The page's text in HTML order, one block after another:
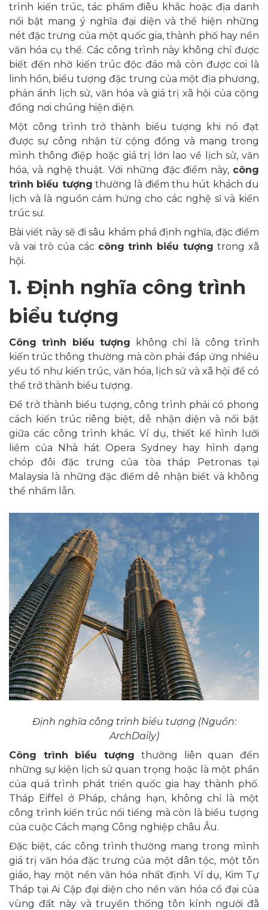
trình kiến trúc, tác phẩm điêu khắc hoặc địa danh
nổi bật mang ý nghĩa đại diện và thể hiện những
nét đặc trưng của một quốc gia, thành phố hay nền
văn hóa cụ thể. Các công trình này không chỉ được
biết đến nhờ kiến trúc độc đáo mà còn được coi là
linh hồn, biểu tượng đặc trưng của một địa phương,
phản ánh lịch sử, văn hóa và giá trị xã hội của cộng
đồng nơi chúng hiện diện.
Một công trình trở thành biểu tượng khi nó đạt
được sự công nhận từ cộng đồng và mang trong
mình thông điệp hoặc giá trị lớn lao về lịch sử, văn
hóa, và nghệ thuật. Với những đặc điểm này, công
trình biểu tượng thường là điểm thu hút khách du
lịch và là nguồn cảm hứng cho các nghệ sĩ và kiến
trúc sư.
Bài viết này sẽ đi sâu khám phá định nghĩa, đặc điểm
và vai trò của các công trình biểu tượng trong xã
hội.
1. Định nghĩa công trình
biểu tượng
Công trình biểu tượng không chỉ là công trình
kiến trúc thông thường mà còn phải đáp ứng nhiều
yếu tố như kiến trúc, văn hóa, lịch sử và xã hội để có
thể trở thành biểu tượng.
Để trở thành biểu tượng, công trình phải có phong
cách kiến trúc riêng biệt, dễ nhận diện và nổi bật
giữa các công trình khác. Ví dụ, thiết kế hình lưỡi
liềm của Nhà hát Opera Sydney hay hình dạng
chóp đôi đặc trưng của tòa tháp Petronas tại
Malaysia là những đặc điểm dễ nhận biết và không
thể nhầm lẫn.
Định nghĩa công trình biểu tượng (Nguồn:
ArchDaily)
Công trình biểu tượng thường liên quan đến
những sự kiện lịch sử quan trọng hoặc là một phần
của quá trình phát triển quốc gia hay thành phố.
Tháp Eiffel ở Pháp, chẳng hạn, không chỉ là một
công trình kiến trúc nổi tiếng mà còn là biểu tượng
của cuộc Cách mạng Công nghiệp châu Âu.
Đặc biệt, các công trình thường mang trong mình
giá trị văn hóa đặc trưng của một dân tộc, một tôn
giáo, hay một nền văn hóa nhất định. Ví dụ, Kim Tự
Tháp tại Ai Cập đại diện cho nền văn hóa cổ đại của
vùng đất này và truyền thống tôn kính người đã